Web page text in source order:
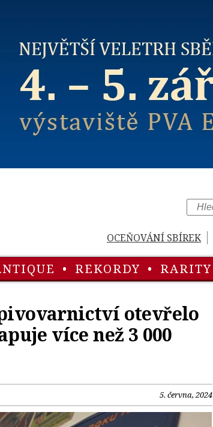
OCEŇOVÁNÍ SBÍREK
• REKORDY • RARITY
otevřelo
více než 3 000
5. června, 2024